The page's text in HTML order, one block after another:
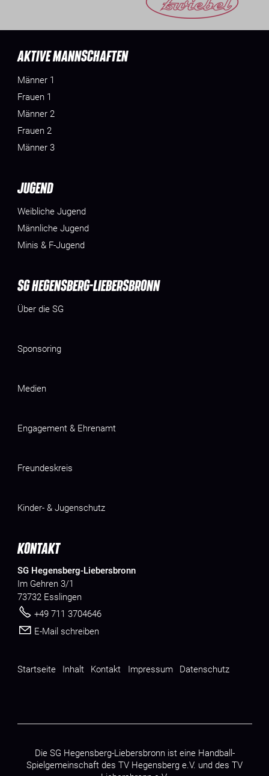
AKTIVE MANNSCHAFTEN
Männer 1
Frauen 1
Männer 2
Frauen 2
Männer 3
JUGEND
Weibliche Jugend
Männliche Jugend
Minis & F-Jugend
SG HEGENSBERG-LIEBERSBRONN
Über die SG
Sponsoring
Medien
Engagement & Ehrenamt
Freundeskreis
Kinder- & Jugenschutz
KONTAKT
SG Hegensberg-Liebersbronn
Im Gehren 3/1
73732 Esslingen
+49 711 3704646
E-Mail schreiben
Startseite Inhalt Kontakt Impressum Datenschutz
Die SG Hegensberg-Liebersbronn ist eine Handball-
Spielgemeinschaft des TV Hegensberg e.V. und des TV